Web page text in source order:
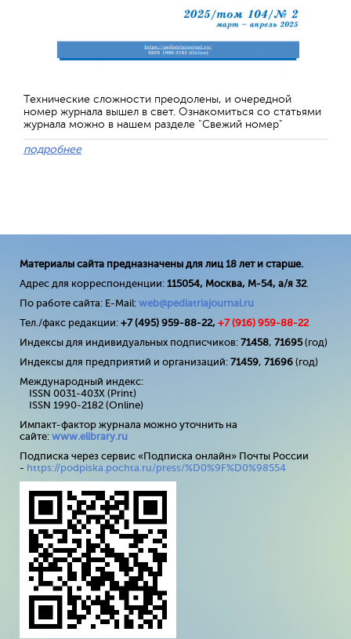
Технические сложности преодолены, и очередной
номер журнала вышел в свет. Ознакомиться со статьями
журнала можно в нашем разделе "Свежий номер"
подробнее
Материалы сайта предназначены для лиц 18 лет и старше.
Адрес для корреспонденции: 115054, Москва, М-54, а/я 32.
По работе сайта: E-Mail: web@pediatriajournal.ru
Тел./факс редакции: +7 (495) 959-88-22, +7 (916) 959-88-22
Индексы для индивидуальных подписчиков: 71458, 71695(год)
Индексы для предприятий и организаций: 71459, 71696 (год)
Международный индекс:
ISSN 0031-403X (Print)
ISSN 1990-2182 (Online)
Импакт-фактор журнала можно уточнить на
сайте: www.elibrary.ru
Подписка через сервис «Подписка онлайн» Почты России
- https://podpiska.pochta.ru/press/%D0%9F%D0%98554